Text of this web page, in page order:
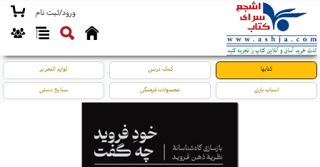
ورود/ثبت نام
کتابها کمک درسی لوازم التحریر
اسباب بازی محصولات فرهنگی صنایع دستی